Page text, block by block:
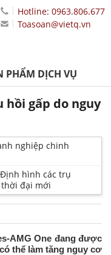
Hotline: 0963.806.677
Toasoan@vietq.vn
PHẨM DỊCH VỤ
hồi gấp do nguy
nghiệp chinh
Định hình các trụ
đại mới
AMG One đang được
thể làm tăng nguy cơ